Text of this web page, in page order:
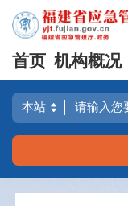
首页 机构概况